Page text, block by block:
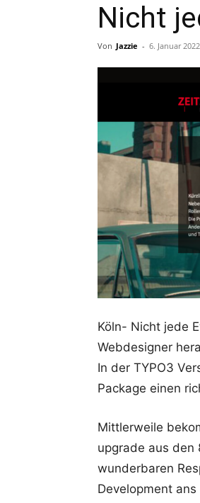
Nicht
Von Jazzie - 6. Januar 2022
Köln- Nicht jede
Webdesigner
In der TYPO3
Package einen
Mittlerweile
upgrade aus den
wunderbaren
Development